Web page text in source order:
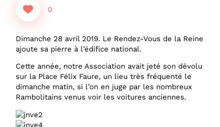
0
Dimanche 28 avril 2019. Le Rendez-Vous de la Reine
ajoute sa pierre à l’édifice national.
Cette année, notre Association avait jeté son dévolu
sur la Place Félix Faure, un lieu très fréquenté le
dimanche matin, si l’on en juge par les nombreux
Rambolitains venus voir les voitures anciennes.